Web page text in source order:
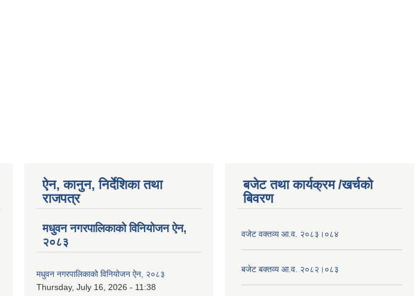
ऐन, कानुन, निर्देशिका तथा
राजपत्र
मधुवन नगरपालिकाको विनियोजन ऐन,
२०८३
मधुवन नगरपालिकाको विनियोजन ऐन, २०८३
Thursday, July 16, 2026 - 11:38
बजेट तथा कार्यक्रम /खर्चको
बिवरण
वजेट वक्तव्य आ.व. २०८३।०८४
बजेट बक्तव्य आ.व. २०८२।०८३